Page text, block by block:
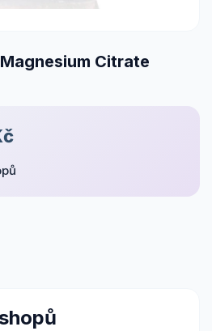
Citrate